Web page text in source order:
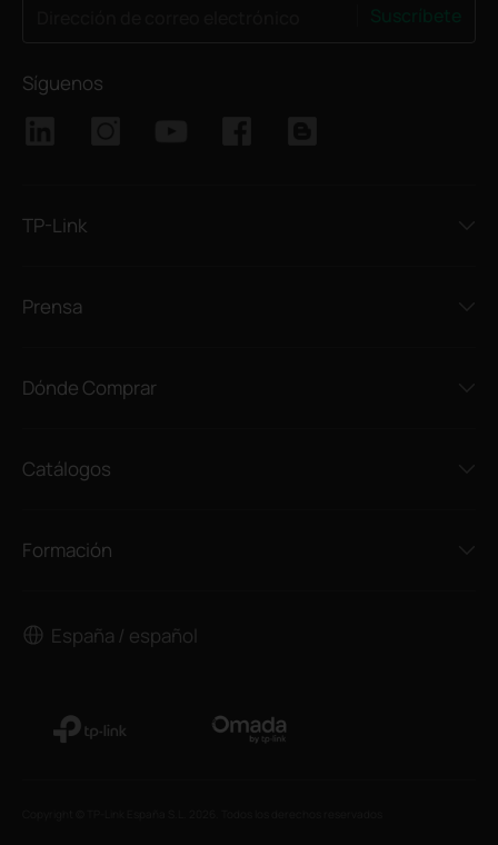
Síguenos
TP-Link
Prensa
Dónde Comprar
Catálogos
Formación
España / español